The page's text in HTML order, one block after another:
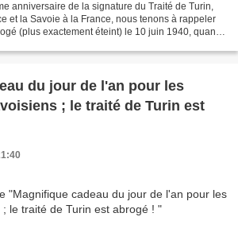
anniversaire de la signature du Traité de Turin,
et la Savoie à la France, nous tenons à rappeler
(plus exactement éteint) le 10 juin 1940, quand
du jour de l'an pour les
; le traité de Turin est